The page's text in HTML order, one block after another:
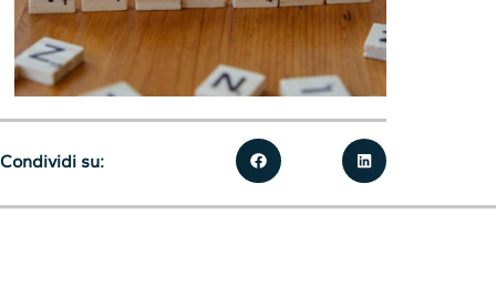
Condividi su: